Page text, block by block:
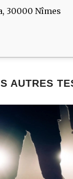
30000 Nîmes
AUTRES